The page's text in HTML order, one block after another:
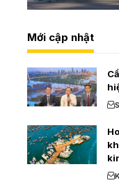
Mới cập nhật